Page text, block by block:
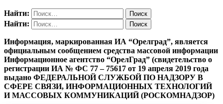
Найти:
Найти:
Информация, маркированная ИА “Орелград”, является
официальным сообщением средства массовой информации
Информационное агентство “ОрелГрад” (свидетельство о
регистрации ИА № ФС 77 – 75617 от 19 апреля 2019 года
выдано ФЕДЕРАЛЬНОЙ СЛУЖБОЙ ПО НАДЗОРУ В
СФЕРЕ СВЯЗИ, ИНФОРМАЦИОННЫХ ТЕХНОЛОГИЙ
И МАССОВЫХ КОММУНИКАЦИЙ (РОСКОМНАДЗОР)